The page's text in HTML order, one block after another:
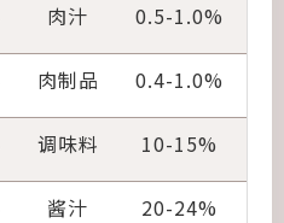
肉汁 0.5-1.0%
肉制品 0.4-1.0%
调味料 10-15%
酱汁 20-24%